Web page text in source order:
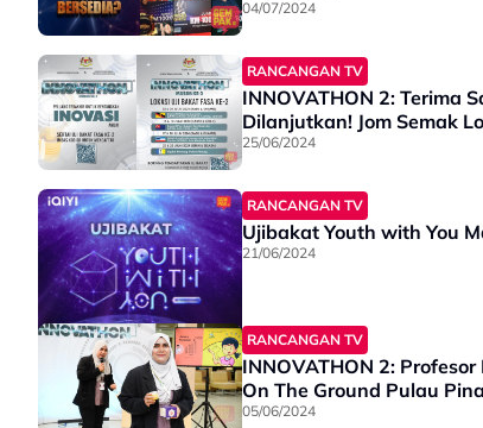
04/07/2024
RANCANGAN TV
INNOVATHON 2: Terima
Dilanjutkan! Jom Semak
25/06/2024
RANCANGAN TV
Ujibakat Youth with You
21/06/2024
RANCANGAN TV
INNOVATHON 2:
On The Ground Pulau
05/06/2024